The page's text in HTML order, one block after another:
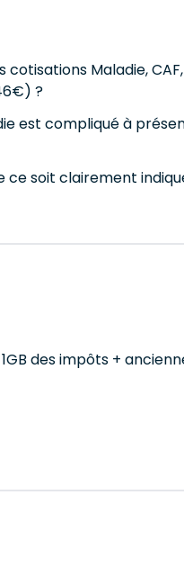
Maladie, CAF,
?
est compliqué à
soit clairement
des impôts +